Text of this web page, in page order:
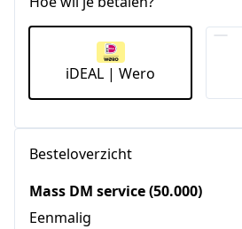
iDEAL | Wero
Besteloverzicht
Mass DM service (50.000)
Eenmalig